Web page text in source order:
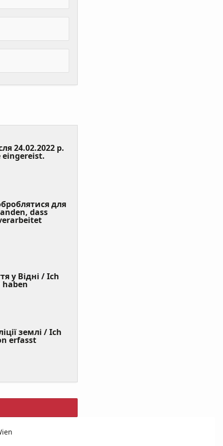
24.02.2022 р.
eingereist. (Value
для
dass
у Відні / Ich
(Value
землі / Ich
erfasst